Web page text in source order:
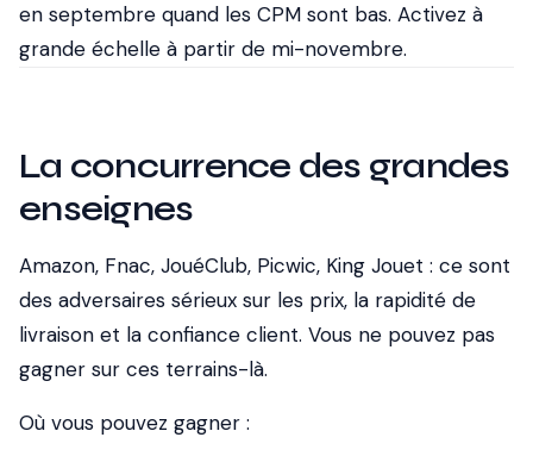
en septembre quand les CPM sont bas. Activez à
grande échelle à partir de mi-novembre.
La concurrence des grandes
enseignes
Amazon, Fnac, JouéClub, Picwic, King Jouet : ce sont
des adversaires sérieux sur les prix, la rapidité de
livraison et la confiance client. Vous ne pouvez pas
gagner sur ces terrains-là.
Où vous pouvez gagner :